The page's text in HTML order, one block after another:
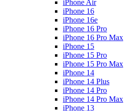
iPhone Air
iPhone 16
iPhone 16e
iPhone 16 Pro
iPhone 16 Pro Max
iPhone 15
iPhone 15 Pro
iPhone 15 Pro Max
iPhone 14
iPhone 14 Plus
iPhone 14 Pro
iPhone 14 Pro Max
iPhone 13